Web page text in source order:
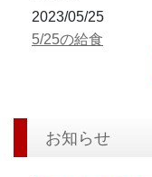
2023/05/25
5/25の給食
お知らせ